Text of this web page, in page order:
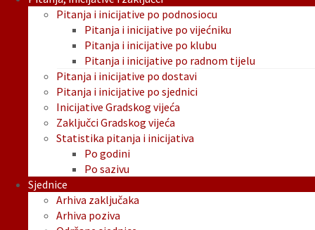
Pitanja i inicijative po podnosiocu
Pitanja i inicijative po vijećniku
Pitanja i inicijative po klubu
Pitanja i inicijative po radnom tijelu
Pitanja i inicijative po dostavi
Pitanja i inicijative po sjednici
Inicijative Gradskog vijeća
Zaključci Gradskog vijeća
Statistika pitanja i inicijativa
Po godini
Po sazivu
Sjednice
Arhiva zaključaka
Arhiva poziva